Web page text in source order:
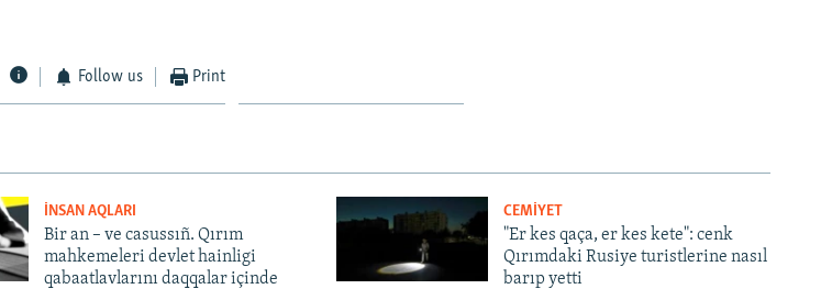
Follow us Print
İNSAN AQLARI
Bir an – ve casussıñ. Qırım
mahkemeleri devlet hainligi
qabaatlavlarını daqqalar içinde
CEMİYET
"Er kes qaça, er kes kete": cenk
Qırımdaki Rusiye turistlerine nasıl
barıp yetti